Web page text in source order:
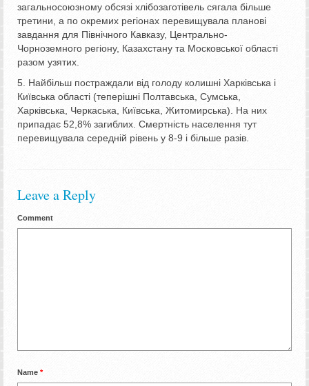
загальносоюзному обсязі хлібозаготівель сягала більше
третини, а по окремих регіонах перевищувала планові
завдання для Північного Кавказу, Центрально-
Чорноземного регіону, Казахстану та Московської області
разом узятих.
5. Найбільш постраждали від голоду колишні Харківська і
Київська області (теперішні Полтавська, Сумська,
Харківська, Черкаська, Київська, Житомирська). На них
припадає 52,8% загиблих. Смертність населення тут
перевищувала середній рівень у 8-9 і більше разів.
Leave a Reply
Comment
Name *